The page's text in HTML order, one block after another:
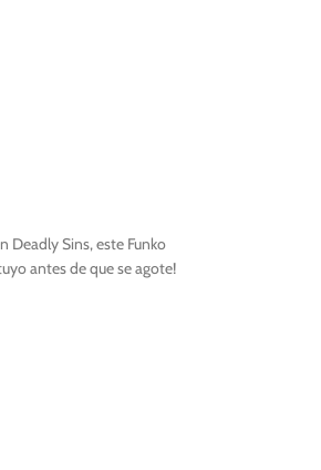
Deadly Sins, este Funko
antes de que se agote!